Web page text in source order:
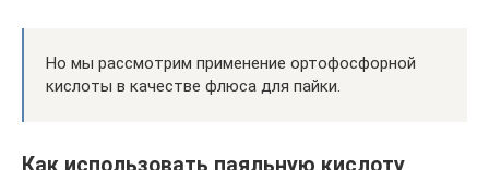
Но мы рассмотрим применение ортофосфорной
кислоты в качестве флюса для пайки.
Как использовать паяльную кислоту